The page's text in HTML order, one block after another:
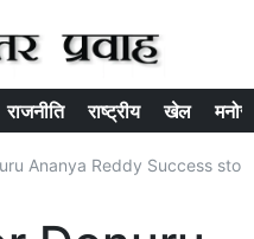
राजनीति राष्ट्रीय खेल
Ananya Reddy Success